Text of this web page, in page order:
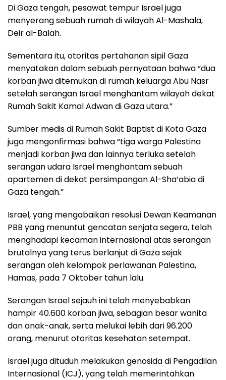
Di Gaza tengah, pesawat tempur Israel juga
menyerang sebuah rumah di wilayah Al-Mashala,
Deir al-Balah.
Sementara itu, otoritas pertahanan sipil Gaza
menyatakan dalam sebuah pernyataan bahwa “dua
korban jiwa ditemukan di rumah keluarga Abu Nasr
setelah serangan Israel menghantam wilayah dekat
Rumah Sakit Kamal Adwan di Gaza utara.”
Sumber medis di Rumah Sakit Baptist di Kota Gaza
juga mengonfirmasi bahwa “tiga warga Palestina
menjadi korban jiwa dan lainnya terluka setelah
serangan udara Israel menghantam sebuah
apartemen di dekat persimpangan Al-Sha’abia di
Gaza tengah.”
Israel, yang mengabaikan resolusi Dewan Keamanan
PBB yang menuntut gencatan senjata segera, telah
menghadapi kecaman internasional atas serangan
brutalnya yang terus berlanjut di Gaza sejak
serangan oleh kelompok perlawanan Palestina,
Hamas, pada 7 Oktober tahun lalu.
Serangan Israel sejauh ini telah menyebabkan
hampir 40.600 korban jiwa, sebagian besar wanita
dan anak-anak, serta melukai lebih dari 96.200
orang, menurut otoritas kesehatan setempat.
Israel juga dituduh melakukan genosida di Pengadilan
Internasional (ICJ), yang telah memerintahkan